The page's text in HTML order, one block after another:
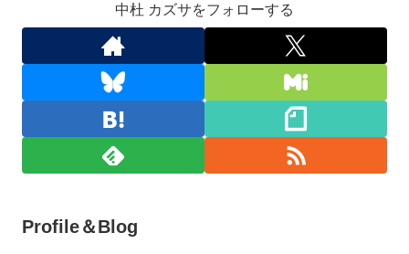
中杜 カズサをフォローする
Profile＆Blog